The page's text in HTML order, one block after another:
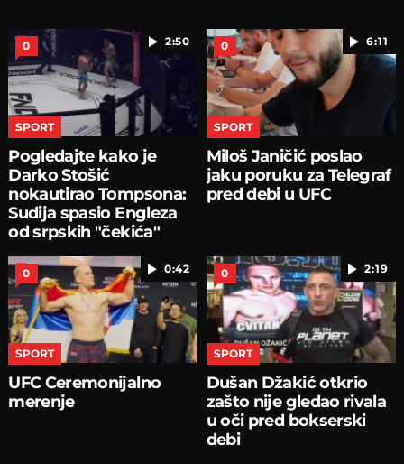
2:50
0
SPORT
Pogledajte kako je
Darko Stošić
nokautirao Tompsona:
Sudija spasio Engleza
od srpskih "čekića"
6:11
0
SPORT
Miloš Janičić poslao
jaku poruku za Telegraf
pred debi u UFC
0:42
0
SPORT
UFC Ceremonijalno
merenje
2:19
0
SPORT
Dušan Džakić otkrio
zašto nije gledao rivala
u oči pred bokserski
debi